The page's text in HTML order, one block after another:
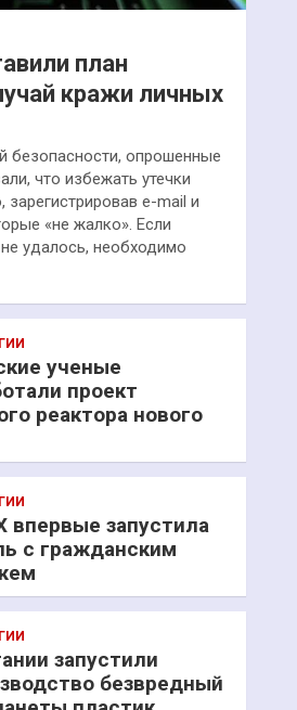
план
кражи личных
безопасности, опрошенные
что избежать утечки
e-mail и
«не жалко». Если
удалось, необходимо
ученые
проект
реактора нового
впервые запустила
с гражданским
запустили
безвредный